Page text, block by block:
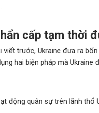
cấp tạm thời
trước, Ukraine đưa ra
hai biện pháp mà Ukraine
động quân sự trên lãnh thổ